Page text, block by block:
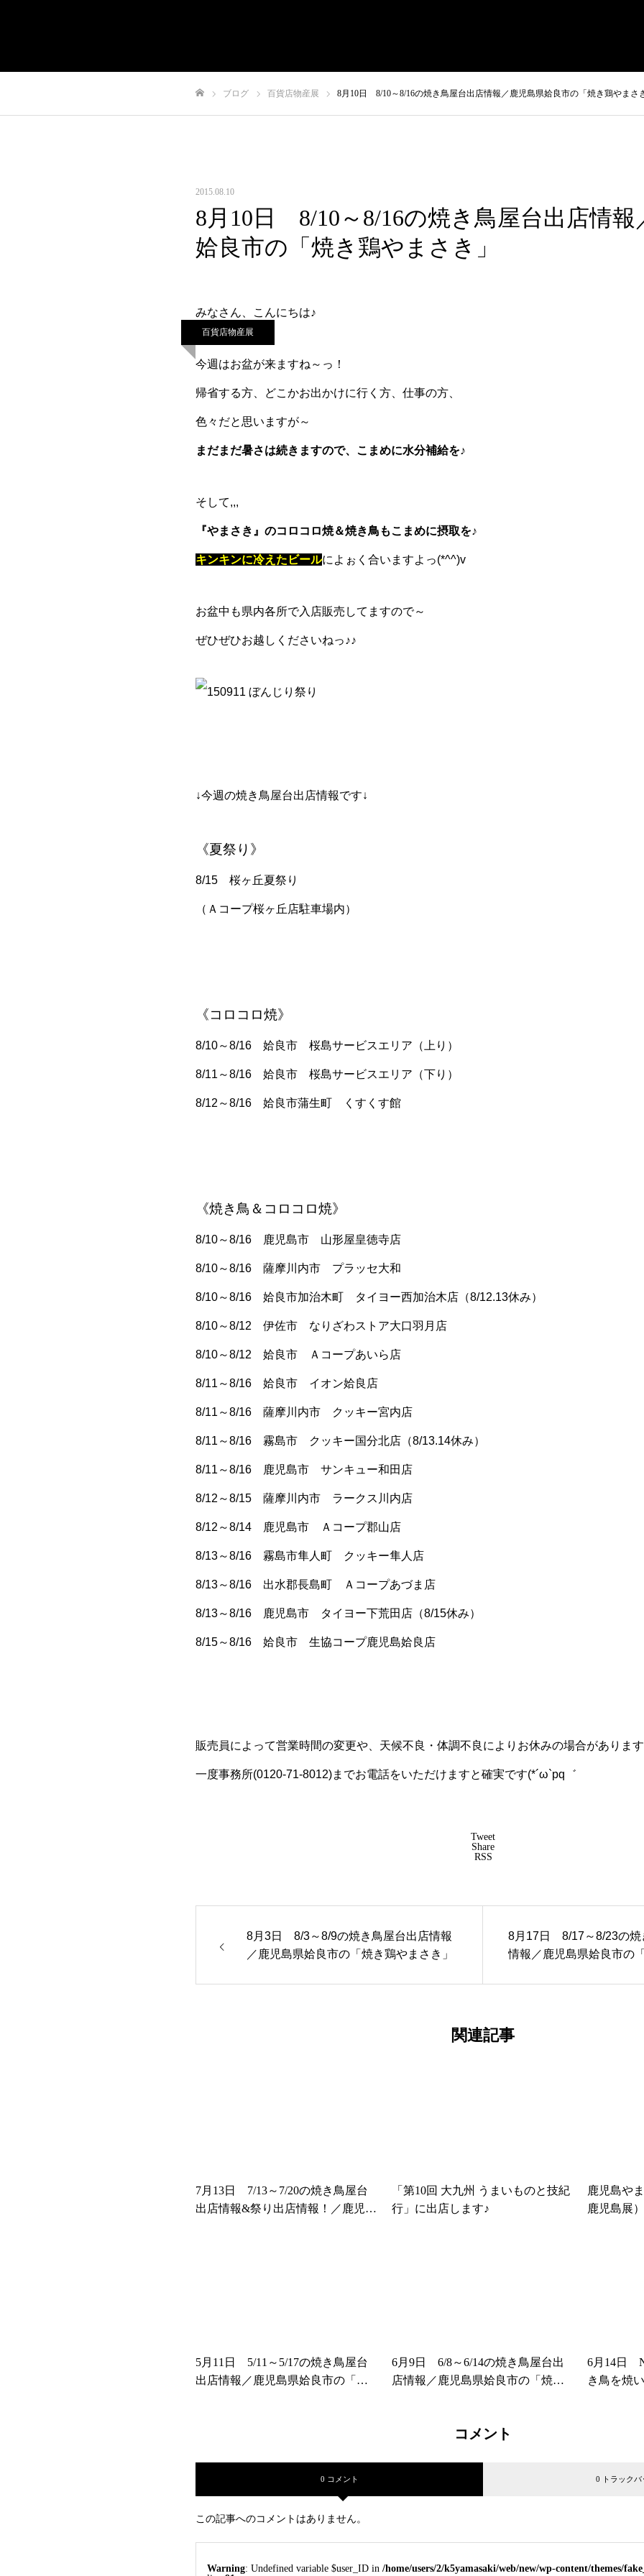
ブログ 百貨店物産展 8月10日 8/10～8/16の焼き鳥屋台出店情報／鹿児島県姶良市の「焼き鶏やまさ
2015.08.10
8月10日 8/10～8/16の焼き鳥屋台出店情報
姶良市の「焼き鶏やまさき」
百貨店物産展
みなさん、こんにちは♪
今週はお盆が来ますね～っ！
帰省する方、どこかお出かけに行く方、仕事の方、
色々だと思いますが～
まだまだ暑さは続きますので、こまめに水分補給を♪
そして,,,
『やまさき』のコロコロ焼＆焼き鳥もこまめに摂取を♪
キンキンに冷えたビールによぉく合いますよっ(*^^)v
お盆中も県内各所で入店販売してますので～
ぜひぜひお越しくださいねっ♪♪
↓今週の焼き鳥屋台出店情報です↓
《夏祭り》
8/15 桜ヶ丘夏祭り
（Ａコープ桜ヶ丘店駐車場内）
《コロコロ焼》
8/10～8/16 姶良市 桜島サービスエリア（上り）
8/11～8/16 姶良市 桜島サービスエリア（下り）
8/12～8/16 姶良市蒲生町 くすくす館
《焼き鳥＆コロコロ焼》
8/10～8/16 鹿児島市 山形屋皇徳寺店
8/10～8/16 薩摩川内市 プラッセ大和
8/10～8/16 姶良市加治木町 タイヨー西加治木店（8/12.13休み）
8/10～8/12 伊佐市 なりざわストア大口羽月店
8/10～8/12 姶良市 Ａコープあいら店
8/11～8/16 姶良市 イオン姶良店
8/11～8/16 薩摩川内市 クッキー宮内店
8/11～8/16 霧島市 クッキー国分北店（8/13.14休み）
8/11～8/16 鹿児島市 サンキュー和田店
8/12～8/15 薩摩川内市 ラークス川内店
8/12～8/14 鹿児島市 Ａコープ郡山店
8/13～8/16 霧島市隼人町 クッキー隼人店
8/13～8/16 出水郡長島町 Ａコープあづま店
8/13～8/16 鹿児島市 タイヨー下荒田店（8/15休み）
8/15～8/16 姶良市 生協コープ鹿児島姶良店
販売員によって営業時間の変更や、天候不良・体調不良によりお休みの場合がありま
一度事務所(0120-71-8012)までお電話をいただけますと確実です(*´ω`pq゛
Tweet
Share
RSS
8月3日 8/3～8/9の焼き鳥屋台出店情報
／鹿児島県姶良市の「焼き鶏やまさき」
8月17日 8/17～8/23の焼
情報／鹿児島県姶良市の
関連記事
7月13日 7/13～7/20の焼き鳥屋台
出店情報&祭り出店情報！／鹿児島
「第10回 大九州 うまいものと技紀
行」に出店します♪
鹿児島や
鹿児島展
5月11日 5/11～5/17の焼き鳥屋台
出店情報／鹿児島県姶良市の「焼
6月9日 6/8～6/14の焼き鳥屋台出
店情報／鹿児島県姶良市の「焼き
6月14日
き鳥を焼
コメント
0 コメント 0 トラックバ
この記事へのコメントはありません。
Warning : Undefined variable $user_ID in /home/users/2/k5yamasaki/web/new/wp-content/themes/